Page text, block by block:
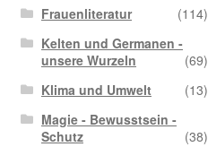
Frauenliteratur
(114)
Kelten und Germanen -
unsere Wurzeln
(69)
Klima und Umwelt
(13)
Magie - Bewusstsein -
Schutz
(38)